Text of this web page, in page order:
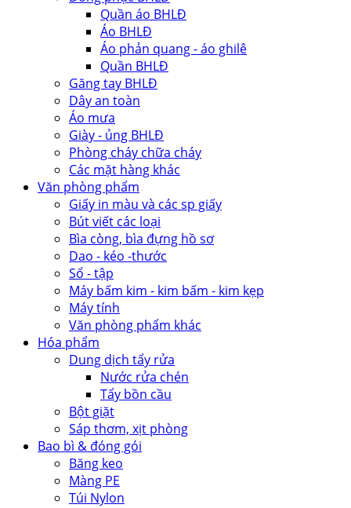
Quần áo BHLĐ
Áo BHLĐ
Áo phản quang - áo ghilê
Quần BHLĐ
Găng tay BHLĐ
Dây an toàn
Áo mưa
Giày - ủng BHLĐ
Phòng cháy chữa cháy
Các mặt hàng khác
Văn phòng phẩm
Giấy in màu và các sp giấy
Bút viết các loại
Bìa còng, bìa đựng hồ sơ
Dao - kéo -thước
Sổ - tập
Máy bấm kim - kim bấm - kim kẹp
Máy tính
Văn phòng phẩm khác
Hóa phẩm
Dung dịch tẩy rửa
Nước rửa chén
Tẩy bồn cầu
Bột giặt
Sáp thơm, xịt phòng
Bao bì & đóng gói
Băng keo
Màng PE
Túi Nylon